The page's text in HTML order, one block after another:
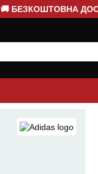
🚚 БЕЗКОШТОВНА